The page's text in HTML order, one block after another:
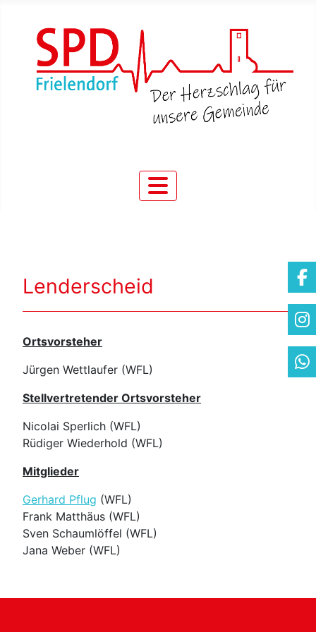
Lenderscheid
Ortsvorsteher
Jürgen Wettlaufer (WFL)
Stellvertretender Ortsvorsteher
Nicolai Sperlich (WFL)
Rüdiger Wiederhold (WFL)
Mitglieder
Gerhard Pflug (WFL)
Frank Matthäus (WFL)
Sven Schaumlöffel (WFL)
Jana Weber (WFL)